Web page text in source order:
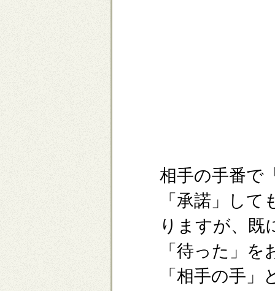
相手の手番で
「承諾」し
りますが、既
「待った」
「相手の手